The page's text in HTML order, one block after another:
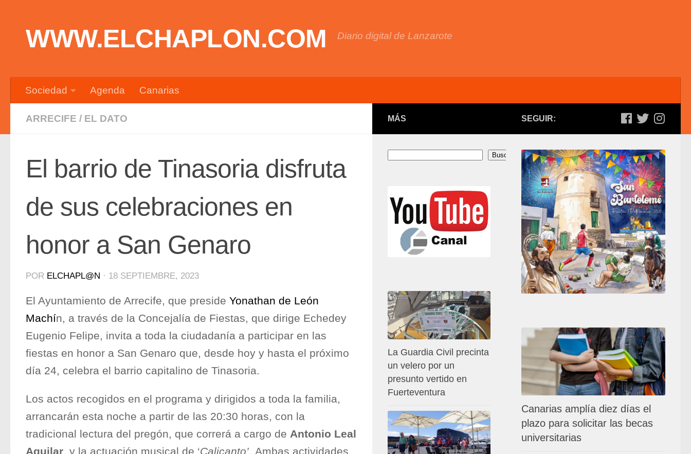
WWW.ELCHAPLON.COM Diario digital de Lanzarote
Sociedad Agenda Canarias
ARRECIFE / EL DATO
El barrio de Tinasoria disfruta
de sus celebraciones en
honor a San Genaro
POR ELCHAPL@N · 18 SEPTIEMBRE, 2023
El Ayuntamiento de Arrecife, que preside Yonathan de León
Machín, a través de la Concejalía de Fiestas, que dirige Echedey
Eugenio Felipe, invita a toda la ciudadanía a participar en las
fiestas en honor a San Genaro que, desde hoy y hasta el próximo
día 24, celebra el barrio capitalino de Tinasoria.
Los actos recogidos en el programa y dirigidos a toda la familia,
arrancarán esta noche a partir de las 20:30 horas, con la
tradicional lectura del pregón, que correrá a cargo de Antonio Leal
Aguilar, y la actuación musical de ‘Calicanto’. Ambas actividades
SEGUIR:
Canarias amplía diez días el
plazo para solicitar las becas
universitarias
MÁS
Buscar
La Guardia Civil precinta
un velero por un
presunto vertido en
Fuerteventura